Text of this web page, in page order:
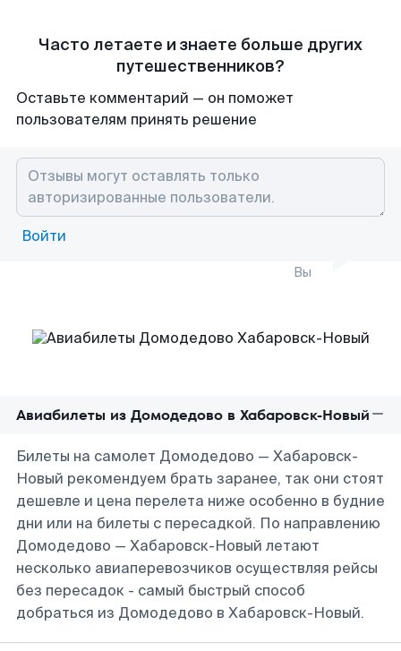
Часто летаете и знаете больше других
путешественников?
Оставьте комментарий — он поможет
пользователям принять решение
Войти
Вы
Авиабилеты из Домодедово в Хабаровск-Новый
Билеты на самолет Домодедово — Хабаровск-
Новый рекомендуем брать заранее, так они стоят
дешевле и цена перелета ниже особенно в будние
дни или на билеты с пересадкой. По направлению
Домодедово — Хабаровск-Новый летают
несколько авиаперевозчиков осуществляя рейсы
без пересадок - самый быстрый способ
добраться из Домодедово в Хабаровск-Новый.